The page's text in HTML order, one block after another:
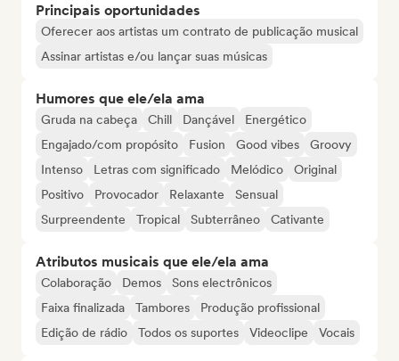
Principais oportunidades
Oferecer aos artistas um contrato de publicação musical
Assinar artistas e/ou lançar suas músicas
Humores que ele/ela ama
Gruda na cabeça Chill Dançável
Energético
Engajado/com propósito
Fusion Good vibes
Groovy
Intenso
Letras com significado Melódico
Original
Positivo
Provocador Relaxante
Sensual
Surpreendente
Tropical Subterrâneo Cativante
Atributos musicais que ele/ela ama
Colaboração Demos
Sons electrônicos
Faixa finalizada
Tambores
Produção profissional
Edição de rádio
Todos os suportes Videoclipe Vocais